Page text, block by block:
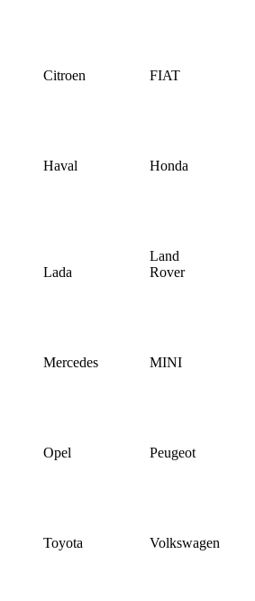
Citroen FIAT
Haval Honda
Lada
Land
Rover
Mercedes MINI
Opel Peugeot
Toyota Volkswagen